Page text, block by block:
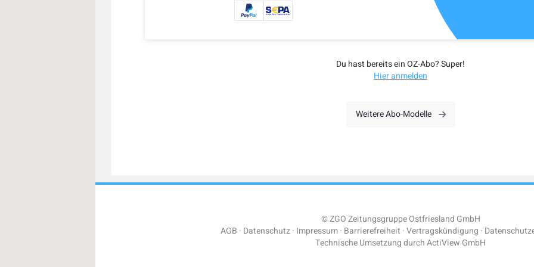
Du hast bereits ein OZ-Abo? Super!
Hier anmelden
Weitere Abo-Modelle
© ZGO Zeitungsgruppe Ostfriesland GmbH
AGB Datenschutz Impressum Barrierefreiheit Vertragskündigung
Technische Umsetzung durchActiView GmbH